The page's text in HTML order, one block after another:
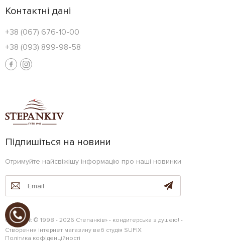
Контактні дані
+38 (067) 676-10-00
+38 (093) 899-98-58
Підпишіться на новини
Отримуйте найсвіжішу інформацію про наші новинки
Copyright © 1998 - 2026 Степанків» - кондитерська з душею! -
Створення інтернет магазину веб студія SUFIX
Політика кофіденційності